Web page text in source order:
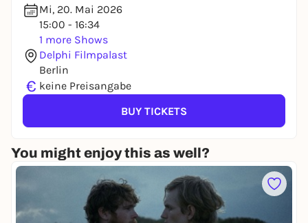
Mi, 20. Mai 2026
15:00 - 16:34
1 more Shows
Delphi Filmpalast
Berlin
€ keine Preisangabe
BUY TICKETS
You might enjoy this as well?